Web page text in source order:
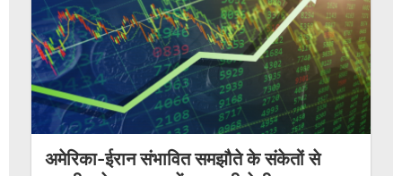
अमेरिका-ईरान संभावित समझौते के संकेतों से